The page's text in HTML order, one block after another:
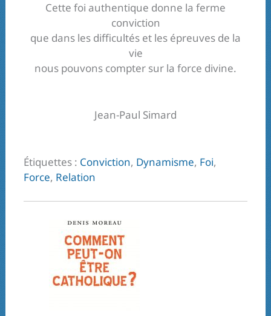
Cette foi authentique donne la ferme
conviction
que dans les difficultés et les épreuves de la
vie
nous pouvons compter sur la force divine.
Jean-Paul Simard
Étiquettes : Conviction, Dynamisme, Foi,
Force, Relation